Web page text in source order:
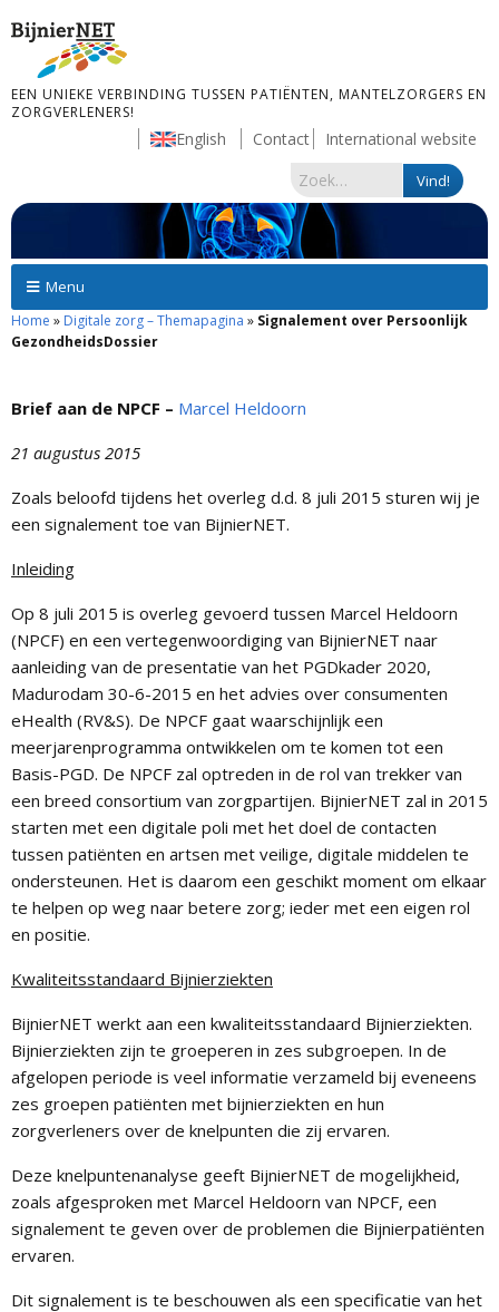
EEN UNIEKE VERBINDING TUSSEN PATIËNTEN, MANTELZORGERS EN
ZORGVERLENERS!
English Contact International website
Menu
Home » Digitale zorg – Themapagina » Signalement over Persoonlijk
GezondheidsDossier
Brief aan de NPCF – Marcel Heldoorn
21 augustus 2015
Zoals beloofd tijdens het overleg d.d. 8 juli 2015 sturen wij je
een signalement toe van BijnierNET.
Inleiding
Op 8 juli 2015 is overleg gevoerd tussen Marcel Heldoorn
(NPCF) en een vertegenwoordiging van BijnierNET naar
aanleiding van de presentatie van het PGDkader 2020,
Madurodam 30-6-2015 en het advies over consumenten
eHealth (RV&S). De NPCF gaat waarschijnlijk een
meerjarenprogramma ontwikkelen om te komen tot een
Basis-PGD. De NPCF zal optreden in de rol van trekker van
een breed consortium van zorgpartijen. BijnierNET zal in 2015
starten met een digitale poli met het doel de contacten
tussen patiënten en artsen met veilige, digitale middelen te
ondersteunen. Het is daarom een geschikt moment om elkaar
te helpen op weg naar betere zorg; ieder met een eigen rol
en positie.
Kwaliteitsstandaard Bijnierziekten
BijnierNET werkt aan een kwaliteitsstandaard Bijnierziekten.
Bijnierziekten zijn te groeperen in zes subgroepen. In de
afgelopen periode is veel informatie verzameld bij eveneens
zes groepen patiënten met bijnierziekten en hun
zorgverleners over de knelpunten die zij ervaren.
Deze knelpuntenanalyse geeft BijnierNET de mogelijkheid,
zoals afgesproken met Marcel Heldoorn van NPCF, een
signalement te geven over de problemen die Bijnierpatiënten
ervaren.
Dit signalement is te beschouwen als een specificatie van het